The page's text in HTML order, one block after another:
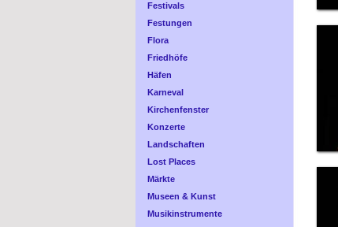
Festivals
Festungen
Flora
Friedhöfe
Häfen
Karneval
Kirchenfenster
Konzerte
Landschaften
Lost Places
Märkte
Museen & Kunst
Musikinstrumente